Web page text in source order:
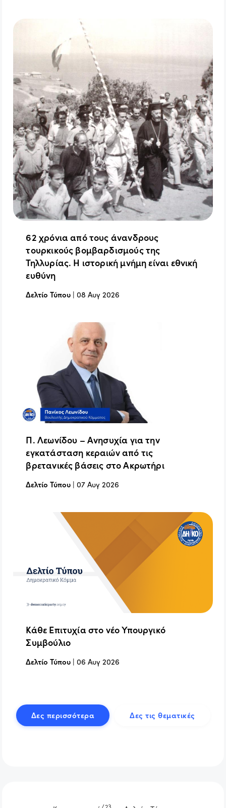
62 χρόνια από τους άνανδρους
τουρκικούς βομβαρδισμούς της
Τηλλυρίας. Η ιστορική μνήμη είναι εθνική
ευθύνη
Δελτίο Τύπου |08 Αυγ 2026
Π. Λεωνίδου – Ανησυχία για την
εγκατάσταση κεραιών από τις
βρετανικές βάσεις στο Ακρωτήρι
Δελτίο Τύπου |07 Αυγ 2026
Κάθε Επιτυχία στο νέο Υπουργικό
Συμβούλιο
Δελτίο Τύπου |06 Αυγ 2026
Δες περισσότερα Δες τις θεματικές
/23